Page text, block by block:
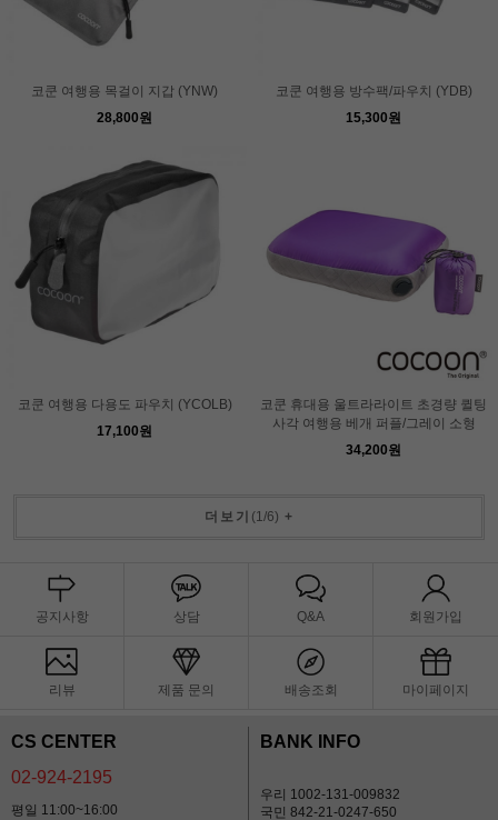
코쿤 여행용 목걸이 지갑 (YNW)
28,800원
코쿤 여행용 방수팩/파우치 (YDB)
15,300원
코쿤 여행용 다용도 파우치 (YCOLB)
17,100원
코쿤 휴대용 울트라라이트 초경량 퀼팅
사각 여행용 베개 퍼플/그레이 소형
34,200원
더보기 (1 /6) +
공지사항 상담 Q&A 회원가입
리뷰 제품 문의 배송조회 마이페이지
CS CENTER
02-924-2195
평일 11:00~16:00
BANK INFO
우리 1002-131-009832
국민 842-21-0247-650